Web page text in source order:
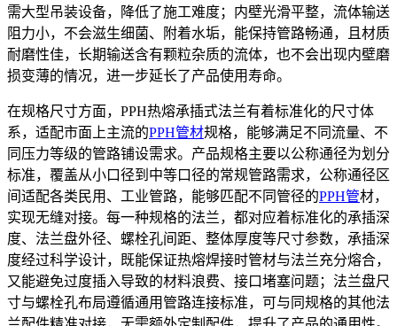
需大型吊装设备，降低了施工难度；内壁光滑平整，流体输送
阻力小，不会滋生细菌、附着水垢，能保持管路畅通，且材质
耐磨性佳，长期输送含有颗粒杂质的流体，也不会出现内壁磨
损变薄的情况，进一步延长了产品使用寿命。
在规格尺寸方面，PPH热熔承插式法兰有着标准化的尺寸体
系，适配市面上主流的PPH管材规格，能够满足不同流量、不
同压力等级的管路铺设需求。产品规格主要以公称通径为划分
标准，覆盖从小口径到中等口径的常规管路需求，公称通径区
间适配各类民用、工业管路，能够匹配不同管径的PPH管材，
实现无缝对接。每一种规格的法兰，都对应着标准化的承插深
度、法兰盘外径、螺栓孔间距、整体厚度等尺寸参数，承插深
度经过科学设计，既能保证热熔焊接时管材与法兰充分熔合，
又能避免过度插入导致的材料浪费、接口堵塞问题；法兰盘尺
寸与螺栓孔布局遵循通用管路连接标准，可与同规格的其他法